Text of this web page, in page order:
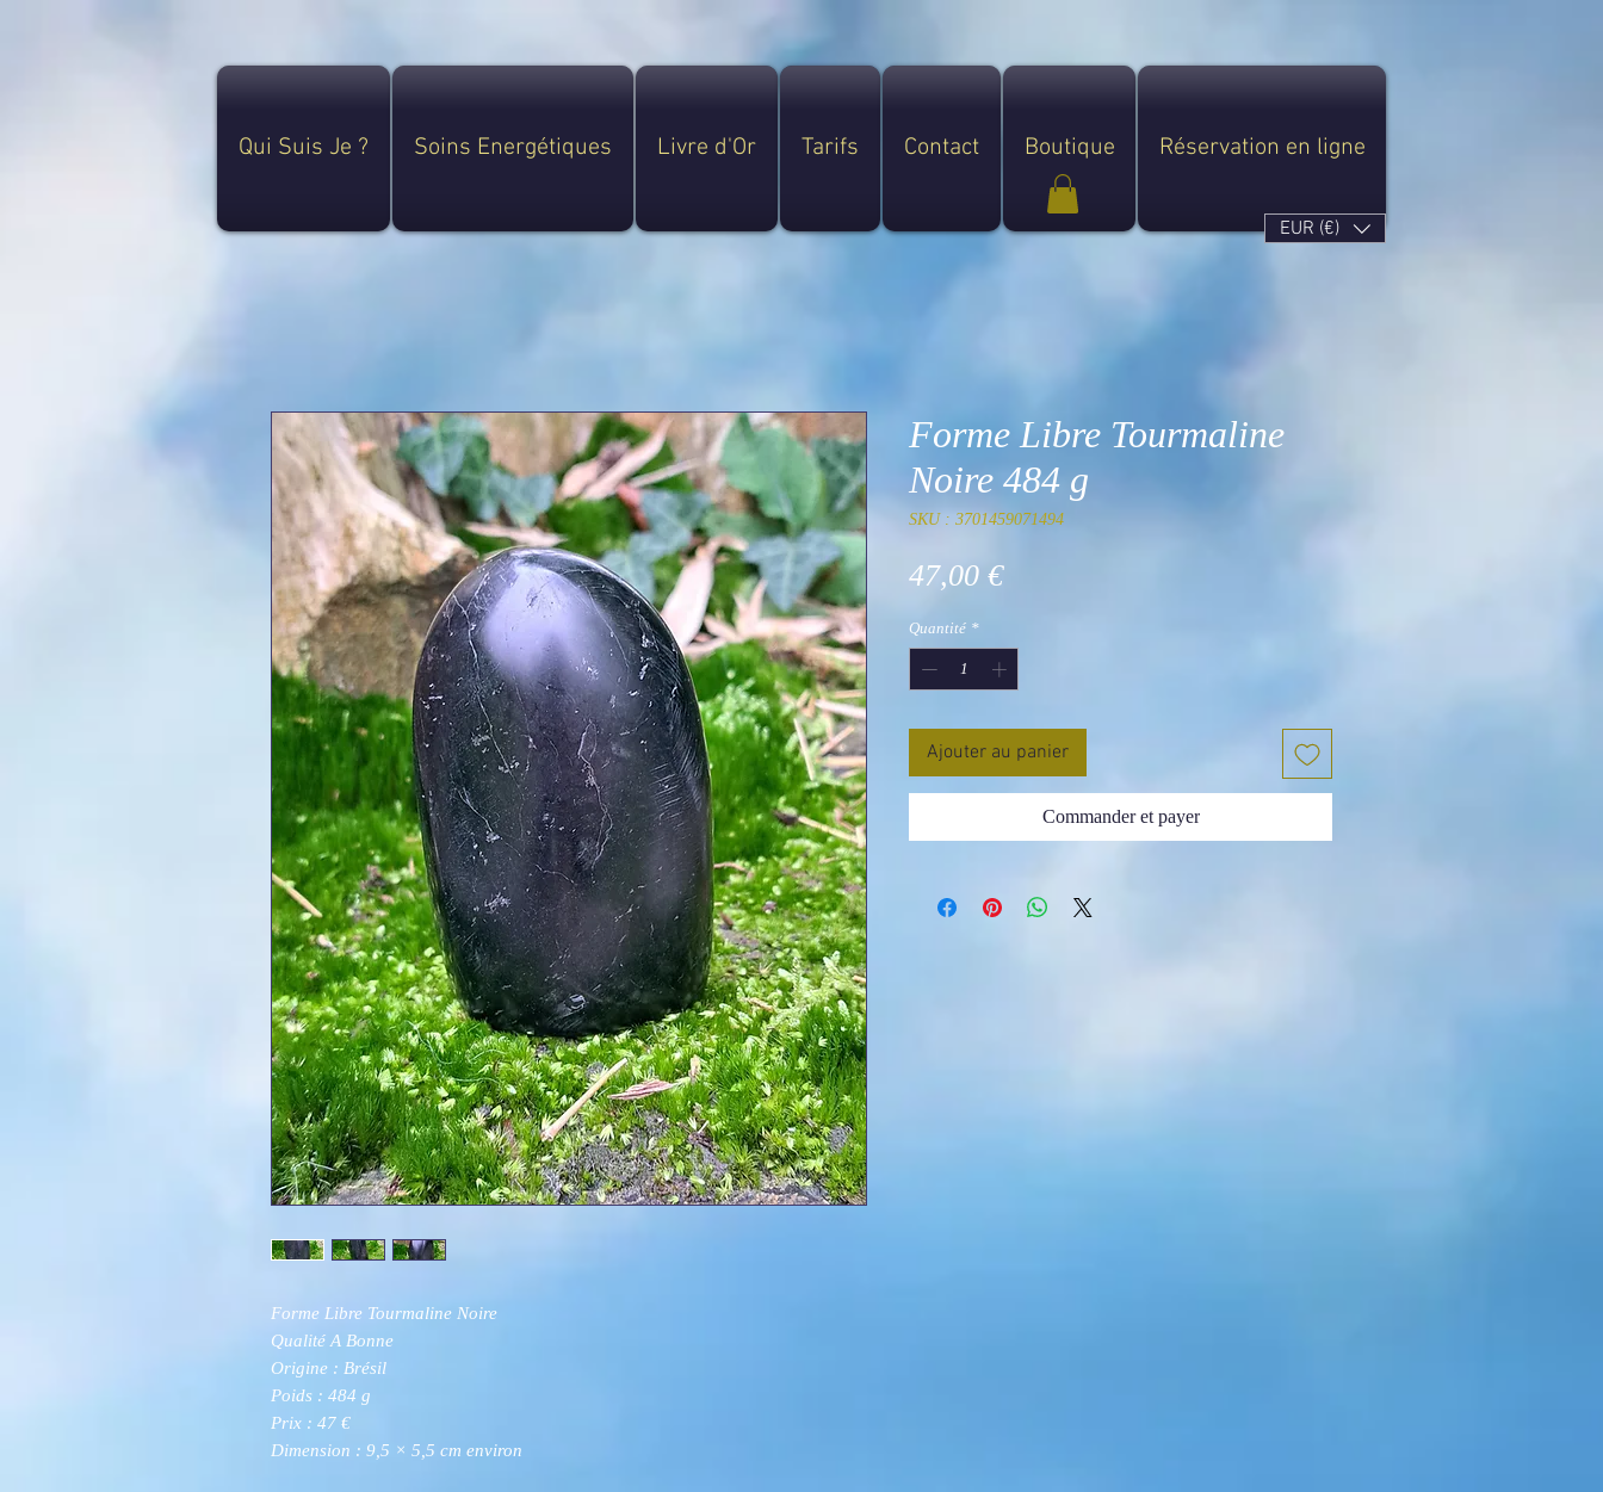
Qui Suis Je ? Soins Energétiques Livre d'Or Tarifs Contact Boutique Réservation en ligne
EUR (€)
Forme Libre Tourmaline Noire
Qualité A Bonne
Origine : Brésil
Poids : 484 g
Prix : 47 €
Dimension : 9,5 × 5,5 cm environ
Forme Libre Tourmaline
Noire 484 g
SKU : 3701459071494
47,00 €Prix
Quantité *
Ajouter au panier
Commander et payer